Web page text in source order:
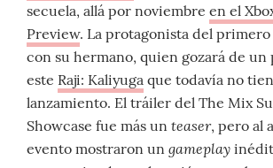
secuela, allá por noviembre en el
Preview. La protagonista del
con su hermano, quien gozará de un
este Raji: Kaliyuga que todavía no
lanzamiento. El tráiler del The Mix
Showcase fue más un teaser, pero al
evento mostraron un gameplay